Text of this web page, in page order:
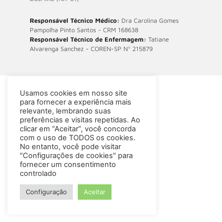
Responsável Técnico Médico: Dra Carolina Gomes
Pampolha Pinto Santos - CRM 168638
Responsável Técnico de Enfermagem: Tatiane
Alvarenga Sanchez - COREN-SP Nº 215879
Usamos cookies em nosso site
para fornecer a experiência mais
relevante, lembrando suas
preferências e visitas repetidas. Ao
clicar em “Aceitar”, você concorda
com o uso de TODOS os cookies.
No entanto, você pode visitar
"Configurações de cookies" para
fornecer um consentimento
controlado
Configuração Aceitar